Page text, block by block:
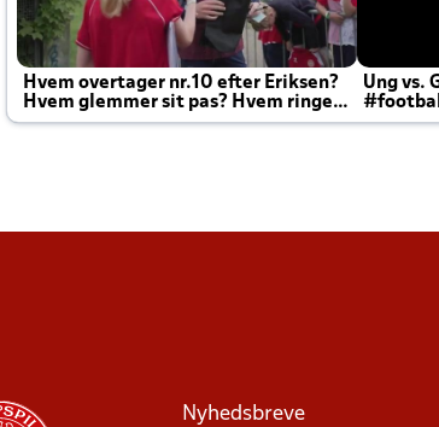
Hvem overtager nr.10 efter Eriksen?
Hvem glemmer sit pas? Hvem ringer
Joachim altid til efter kampe?
Ung vs.
#football
Nyhedsbreve